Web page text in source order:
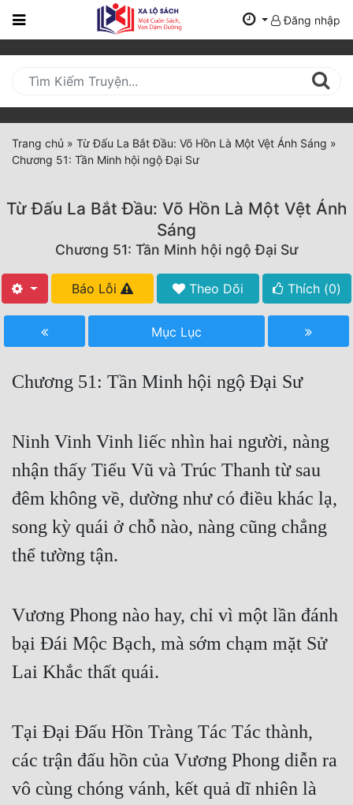
Trang
Mới
Cập
Nhật
(current)
Thể Loại
Truyện Mới Ra
Hoàn Thành
Free
Truyện Convert
Truyện Dịch
Truyện Nhập Môn
Truyện ngắn
Xa Lộ Dịch
Cung Đấu
Cạnh Kỹ
Dã Sử
Đăng nhập
Trang chủ » Từ Đấu La Bắt Đầu: Võ Hồn Là Một Vệt Ánh Sáng »
Chương 51: Tần Minh hội ngộ Đại Sư
Từ Đấu La Bắt Đầu: Võ Hồn Là Một Vệt Ánh
Sáng
Chương 51: Tần Minh hội ngộ Đại Sư
Báo Lỗi Theo Dõi Thích (0)
Mục Lục
Chương 51: Tần Minh hội ngộ Đại Sư
Ninh Vinh Vinh liếc nhìn hai người, nàng
nhận thấy Tiểu Vũ và Trúc Thanh từ sau
đêm không về, dường như có điều khác lạ,
song kỳ quái ở chỗ nào, nàng cũng chẳng
thể tường tận.
Vương Phong nào hay, chỉ vì một lần đánh
bại Đái Mộc Bạch, mà sớm chạm mặt Sử
Lai Khắc thất quái.
Tại Đại Đấu Hồn Tràng Tác Tác thành,
các trận đấu hồn của Vương Phong diễn ra
vô cùng chóng vánh, kết quả dĩ nhiên là